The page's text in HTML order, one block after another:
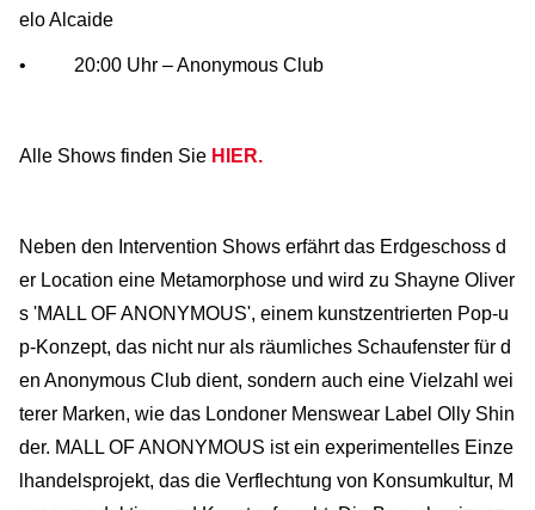
elo Alcaide
• 20:00 Uhr – Anonymous Club
Alle Shows finden Sie HIER.
Neben den Intervention Shows erfährt das Erdgeschoss d
er Location eine Metamorphose und wird zu Shayne Oliver
s 'MALL OF ANONYMOUS', einem kunstzentrierten Pop-u
p-Konzept, das nicht nur als räumliches Schaufenster für d
en Anonymous Club dient, sondern auch eine Vielzahl wei
terer Marken, wie das Londoner Menswear Label Olly Shin
der. MALL OF ANONYMOUS ist ein experimentelles Einze
lhandelsprojekt, das die Verflechtung von Konsumkultur, M